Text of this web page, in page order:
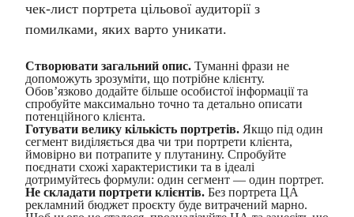
чек-лист портрета цільової аудиторії з
помилками, яких варто уникати.
Створювати загальний опис. Туманні фрази не
допоможуть зрозуміти, що потрібне клієнту.
Обов’язково додайте більше особистої інформації та
спробуйте максимально точно та детально описати
потенційного клієнта.
Готувати велику кількість портретів. Якщо під один
сегмент виділяється два чи три портрети клієнта,
ймовірно ви потрапите у плутанину. Спробуйте
поєднати схожі характеристики та в ідеалі
дотримуйтесь формули: один сегмент — один портрет.
Не складати портрети клієнтів. Без портрета ЦА
рекламний бюджет проєкту буде витрачений марно.